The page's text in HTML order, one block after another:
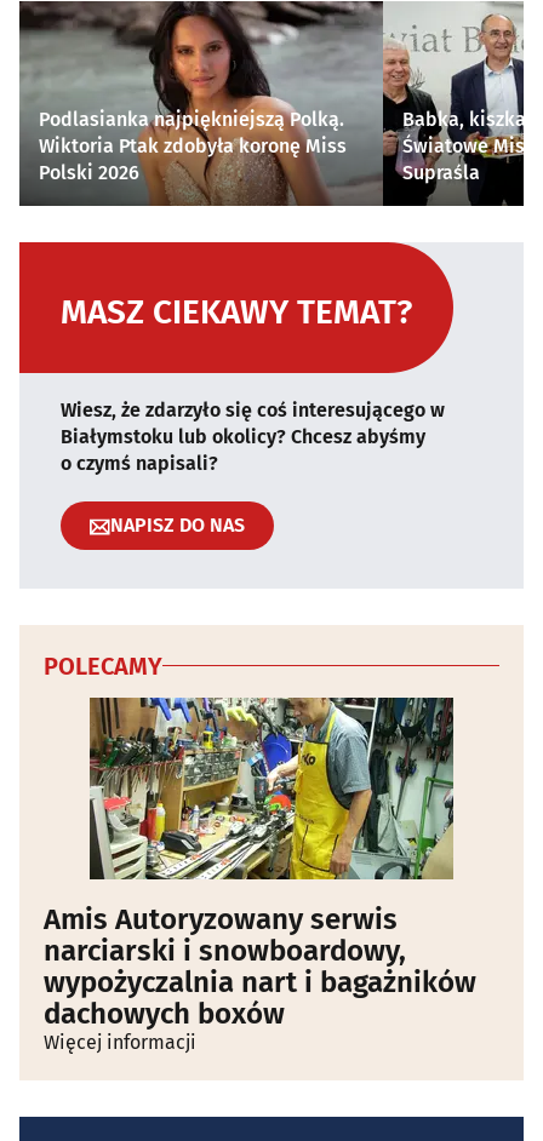
Podlasianka najpiękniejszą Polką.
Wiktoria Ptak zdobyła koronę Miss
Polski 2026
Babka, kiszka i
Światowe
Supraśla
MASZ CIEKAWY TEMAT?
Wiesz, że zdarzyło się coś interesującego w
Białymstoku lub okolicy? Chcesz abyśmy
o czymś napisali?
NAPISZ DO NAS
POLECAMY
Amis Autoryzowany serwis
narciarski i snowboardowy,
wypożyczalnia nart i bagażników
dachowych boxów
Więcej informacji